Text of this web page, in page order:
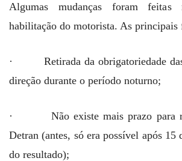
Algumas mudanças foram feitas
habilitação do motorista. As principais
· Retirada da obrigatoriedade das
direção durante o período noturno;
· Não existe mais prazo para
Detran (antes, só era possível após 15
do resultado);